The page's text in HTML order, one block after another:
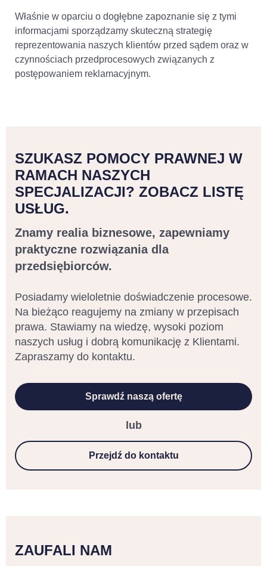
Właśnie w oparciu o dogłębne zapoznanie się z tymi
informacjami sporządzamy skuteczną strategię
reprezentowania naszych klientów przed sądem oraz w
czynnościach przedprocesowych związanych z
postępowaniem reklamacyjnym.
SZUKASZ POMOCY PRAWNEJ W
RAMACH NASZYCH
SPECJALIZACJI? ZOBACZ LISTĘ
USŁUG.
Znamy realia biznesowe, zapewniamy
praktyczne rozwiązania dla
przedsiębiorców.
Posiadamy wieloletnie doświadczenie procesowe.
Na bieżąco reagujemy na zmiany w przepisach
prawa. Stawiamy na wiedzę, wysoki poziom
naszych usług i dobrą komunikację z Klientami.
Zapraszamy do kontaktu.
Sprawdź naszą ofertę
lub
Przejdź do kontaktu
ZAUFALI NAM